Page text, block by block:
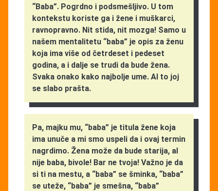
“Baba”. Pogrdno i podsmešljivo. U tom
kontekstu koriste ga i žene i muškarci,
ravnopravno. Nit stida, nit mozga! Samo u
našem mentalitetu “baba” je opis za ženu
koja ima više od četrdeset i pedeset
godina, a i dalje se trudi da bude žena.
Svaka onako kako najbolje ume. Al to joj
se slabo prašta.
Pa, majku mu, “baba” je titula žene koja
ima unuče a mi smo uspeli da i ovaj termin
nagrdimo. Žena može da bude starija, al
nije baba, bivole! Bar ne tvoja! Važno je da
si ti na mestu, a “baba” se šminka, “baba”
se uteže, “baba” je smešna, “baba”